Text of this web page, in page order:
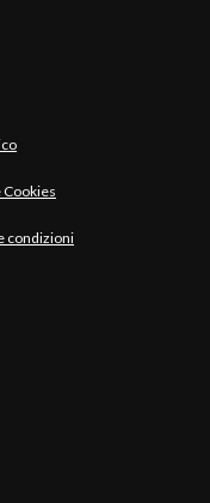
Cookies
condizioni